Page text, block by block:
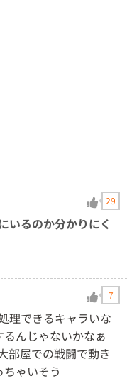
29
いるのか分かりにく
7
理できるキャラいな
んじゃないかなぁ
部屋での戦闘で動き
ゃいそう